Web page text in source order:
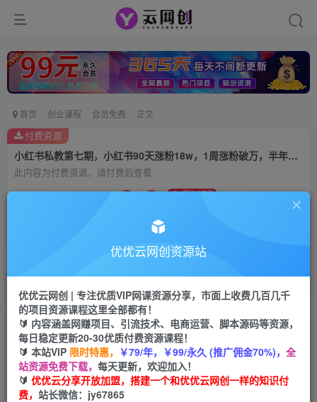
首页 创业课程 会员免费 正文
小红书私教第七期，小红书90天涨粉18w，1周涨粉破万，半年矩阵号粉丝破百万
此内容为付费资源，请付费后查看
9.9 限时特惠
立即购买
付费资源
小红书私教第七期，小红书90天涨粉18w，1周涨
粉破万，半年矩阵号粉丝破百万
优优云网创
2年前更新
关注 私信
优优云网创资源站
优优云网创 | 专注优质VIP网课资源分享，市面上收费几百几千
的项目资源课程这里全部都有！
🔰 内容涵盖网赚项目、引流技术、电商运营、脚本源码等资源，
每日稳定更新20-30优质付费资源课程！
🔰 本站VIP 限时特惠， ￥79/年，￥99/永久 (推广佣金70%)， 全
站资源免费下载， 每天更新，欢迎加入！
🔰 优优云分享开放加盟，搭建一个和优优云网创一样的知识付
费， 站长微信：jy67865